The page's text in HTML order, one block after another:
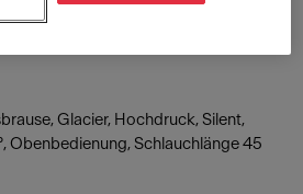
Glacier, Hochdruck, Silent,
Obenbedienung, Schlauchlänge 45